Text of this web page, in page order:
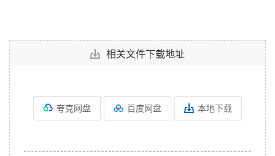
相关文件下载地址
夸克网盘 百度网盘 本地下载
--------------------------------------------------------------